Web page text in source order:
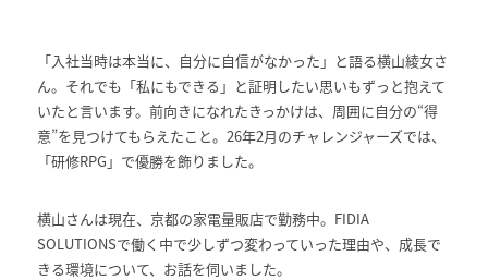
「入社当時は本当に、自分に自信がなかった」と語る横山綾女さ
ん。それでも「私にもできる」と証明したい思いもずっと抱えて
いたと言います。前向きになれたきっかけは、周囲に自分の“得
意”を見つけてもらえたこと。26年2月のチャレンジャーズでは、
「研修RPG」で優勝を飾りました。
横山さんは現在、京都の家電量販店で勤務中。FIDIA
SOLUTIONSで働く中で少しずつ変わっていった理由や、成長で
きる環境について、お話を伺いました。